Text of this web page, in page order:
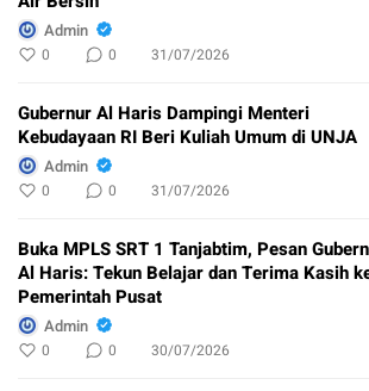
Admin
0 0 31/07/2026
Gubernur Al Haris Dampingi Menteri
Kebudayaan RI Beri Kuliah Umum di UNJA
Admin
0 0 31/07/2026
Buka MPLS SRT 1 Tanjabtim, Pesan
Al Haris: Tekun Belajar dan Terima Kasih
Pemerintah Pusat
Admin
0 0 30/07/2026